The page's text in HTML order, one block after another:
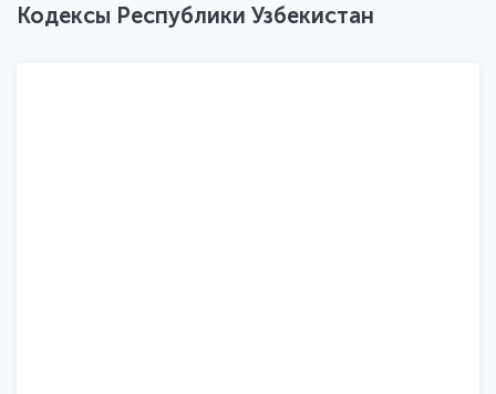
Кодексы Республики Узбекистан